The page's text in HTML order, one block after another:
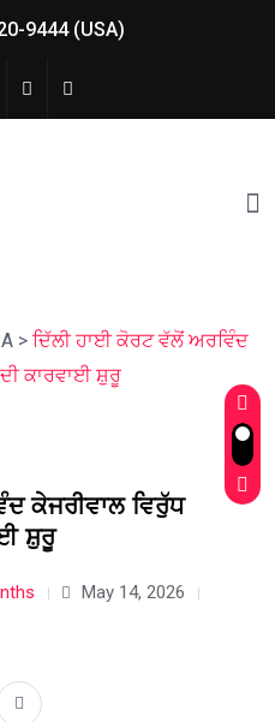
9444 (USA)
> ਦਿੱਲੀ ਹਾਈ ਕੋਰਟ ਵੱਲੋਂ ਅਰਵਿੰਦ
ਕਾਰਵਾਈ ਸ਼ੁਰੂ
ਕੇਜਰੀਵਾਲ ਵਿਰੁੱਧ
ਸ਼ੁਰੂ
May 14, 2026